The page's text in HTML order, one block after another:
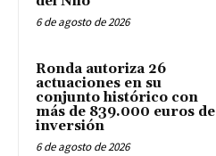
6 de agosto de 2026
Ronda autoriza 26
actuaciones en su
conjunto histórico con
más de 839.000 euros de
inversión
6 de agosto de 2026